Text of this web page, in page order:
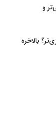
و
بالاخره